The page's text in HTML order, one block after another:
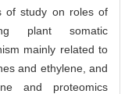
of study on roles of
plant somatic
mainly related to
and ethylene, and
and proteomics